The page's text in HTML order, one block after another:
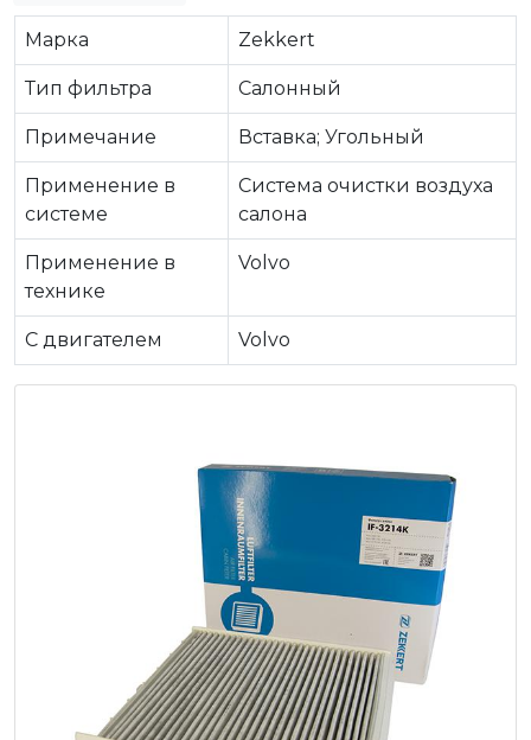
Марка Zekkert
Тип фильтра Салонный
Примечание Вставка; Угольный
Применение в
системе
Система очистки воздуха
салона
Применение в
технике
Volvo
C двигателем Volvo